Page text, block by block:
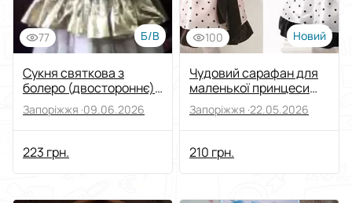
77 Б/В
Сукня святкова з
болеро (двостороннє) -
вживане
Запоріжжя ·09.06.2026
223 грн.
100 Новий
Чудовий сарафан для
маленької принцеси
новий
Запоріжжя ·22.05.2026
210 грн.